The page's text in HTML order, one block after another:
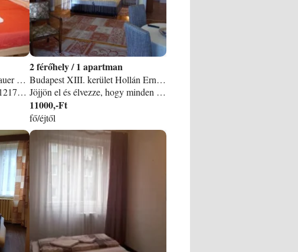
Budapest XI. kerület Laufenauer utca apartman
Regisztráció száma: MA19012175 Foglalható: min. 4 éjszaka A szállás jellemzői: 1-szobás-apartman/30m2, max. 2 fő FEKVÉSE: budai oldalon, a Kosztolányi Dezső tér/Feneketlen tó vonalában, csendes környezetben, téglaépület földszintjén, kertre és utcára is néző lakás. A belváros 30 perc alatt elérhető villamossal vagy busszal. ELHELYEZÉS: a szobában két heverő és egy vendégágy szükség esetén. Parkettás szoba. Étkezős konyha. Zuhanyozó/WC. Gázkonvektoros fűtés. Szolgáltatások: Gázfőzőlap Hűtőszekrény Mikrohullámú sütő Kenyérpirító Vízforraló Étkészlet Evőeszköz Edénykészlet TV WiFi INTERNET Mosógép Vasaló Vasalódeszka Hajszárító Ágynemű Törülközők Végső takarítás Rezsi költségek. Parkolási lehetőség: a közeli parkolóházakban díjfizetéssel, az utcai parkolás a környéken díjfizetős.
2 /1 apartman
Budapest XIII. kerület Hollán Ernő u. 21/B apartman
Jöjjön el és élvezze, hogy minden nevezetességet, szórakozási lehetőséget könnyedén elér és a mai kor követelményeinek megfelelő lakás erre kiváló lehetőséget nyújt. Az egyszobás hálófülkés lakás egy art deco ház 2. emeletén van, utcára néz. Lift van. Nagy, tágas szobában kiváló minőségű, kényelmes franciaágy található. Konyha: 2 lapos indukciós főzőlap, hűtőszekrény fagyasztórekesszel, kávéfőző, mikro, főző- és étkezőedények, poharak csészék, evőeszköz stb. Fürdőszoba: mosdó, fürdőkád, mosógép, WC bidével. Egyéb kényelmi felszerelés: Ingyenes WI-FI, síkképernyős TV, kábelen jön 65 csatorna (angol, német, francia, olasz, )vasaló, vasalóállvány. Fűtés, melegvíz: központi Parkolás: az utcán fizető. Mit talál 500 m-es körzetben? Villamos, autóbusz, trolibusz megállók, Nyugati pályaudvar, Nyugati téri metróállomás /3-as/, Duna-part, Margit-sziget, Vígszínház, West-End bevásárlóközpont, őrzött autóparkoló, élelmiszer áruházak, fodrász, kozmetika, autójavító, régiségboltok utcája /Falk Miksa u. /, Pozsonyi út, éttermek, kávézók sokasága. A 4% IFA külön kerül félszámításra, azt az ár nem tartalmazza. Érkezést, távozást illetően rugalmasak vagyunk, előzetes egyeztetés után más időpontban is lehetséges, természetesen függ a korábbi ill. következő foglalásoktól. A szállást 14 h-tól lehet elfoglalni és legkésőbb 11 h-ig el kell hagyni. Minimális foglalási idő 4 éjszaka. Az ár csak a végtakarítást tartalmazza. 7 éjszakánál hosszabb foglalás esetén előlegfizetést kérek. Egyhónapos vagy hosszabb foglalás esetén kaució 450 euró v. ennek megfelelő forint. Az apartmanba történő bejelentkezés elektronikus úton történik, letöltött applikáción keresztül. Kérem, hogy a gyerekek személyi igazolványát is hozzák magukkal. Foglaláskor meg kell adni minden érkező vendég teljes nevét, születési hely, időpont, állandó lakhely irányítószáma. Megérkezéskor rögzítjük az adatokat.
11000,-Ft
fő/éjtől